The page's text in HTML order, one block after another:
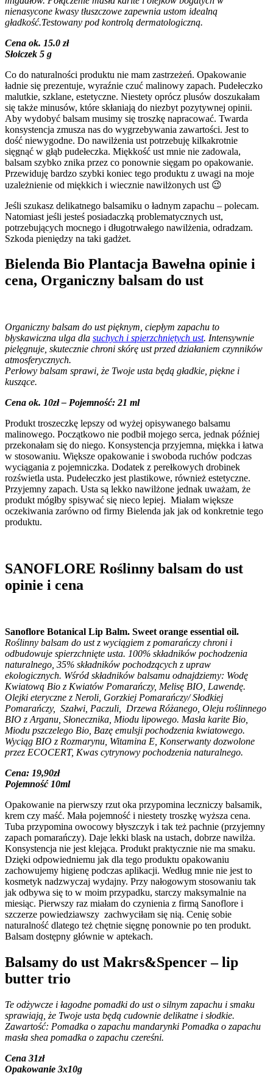
nienasycone kwasy tłuszczowe zapewnia ustom idealną
gładkość.Testowany pod kontrolą dermatologiczną.
Cena ok. 15.0 zł
Słoiczek 5 g
Co do naturalności produktu nie mam zastrzeżeń. Opakowanie
ładnie się prezentuje, wyraźnie czuć malinowy zapach. Pudełeczko
malutkie, szklane, estetyczne. Niestety oprócz plusów doszukałam
się także minusów, które skłaniają do niezbyt pozytywnej opinii.
Aby wydobyć balsam musimy się troszkę napracować. Twarda
konsystencja zmusza nas do wygrzebywania zawartości. Jest to
dość niewygodne. Do nawilżenia ust potrzebuję kilkakrotnie
sięgnąć w głąb pudełeczka. Miękkość ust mnie nie zadowala,
balsam szybko znika przez co ponownie sięgam po opakowanie.
Przewiduję bardzo szybki koniec tego produktu z uwagi na moje
uzależnienie od miękkich i wiecznie nawilżonych ust 😉
Jeśli szukasz delikatnego balsamiku o ładnym zapachu – polecam.
Natomiast jeśli jesteś posiadaczką problematycznych ust,
potrzebujących mocnego i długotrwałego nawilżenia, odradzam.
Szkoda pieniędzy na taki gadżet.
Bielenda Bio Plantacja Bawełna opinie i
cena, Organiczny balsam do ust
Organiczny balsam do ust pięknym, ciepłym zapachu to
błyskawiczna ulga dla suchych i spierzchniętych ust. Intensywnie
pielęgnuje, skutecznie chroni skórę ust przed działaniem czynników
atmosferycznych.
Perłowy balsam sprawi, że Twoje usta będą gładkie, piękne i
kuszące.
Cena ok. 10zł – Pojemność: 21 ml
Produkt troszeczkę lepszy od wyżej opisywanego balsamu
malinowego. Początkowo nie podbił mojego serca, jednak później
przekonałam się do niego. Konsystencja przyjemna, miękka i łatwa
w stosowaniu. Większe opakowanie i swoboda ruchów podczas
wyciągania z pojemniczka. Dodatek z perełkowych drobinek
rozświetla usta. Pudełeczko jest plastikowe, również estetyczne.
Przyjemny zapach. Usta są lekko nawilżone jednak uważam, że
produkt mógłby spisywać się nieco lepiej. Miałam większe
oczekiwania zarówno od firmy Bielenda jak jak od konkretnie tego
produktu.
SANOFLORE Roślinny balsam do ust
opinie i cena
Sanoflore Botanical Lip Balm. Sweet orange essential oil.
Roślinny balsam do ust z wyciągiem z pomarańczy chroni i
odbudowuje spierzchnięte usta. 100% składników pochodzenia
naturalnego, 35% składników pochodzących z upraw
ekologicznych. Wśród składników balsamu odnajdziemy: Wodę
Kwiatową Bio z Kwiatów Pomarańczy, Melisę BIO, Lawendę.
Olejki eteryczne z Neroli, Gorzkiej Pomarańczy/ Słodkiej
Pomarańczy, Szałwi, Paczuli, Drzewa Różanego, Oleju roślinnego
BIO z Arganu, Słonecznika, Miodu lipowego. Masła karite Bio,
Miodu pszczelego Bio, Bazę emulsji pochodzenia kwiatowego.
Wyciąg BIO z Rozmarynu, Witamina E, Konserwanty dozwolone
przez ECOCERT, Kwas cytrynowy pochodzenia naturalnego.
Cena: 19,90zł
Pojemność 10ml
Opakowanie na pierwszy rzut oka przypomina leczniczy balsamik,
krem czy maść. Mała pojemność i niestety troszkę wyższa cena.
Tuba przypomina owocowy błyszczyk i tak też pachnie (przyjemny
zapach pomarańczy). Daje lekki blask na ustach, dobrze nawilża.
Konsystencja nie jest klejąca. Produkt praktycznie nie ma smaku.
Dzięki odpowiedniemu jak dla tego produktu opakowaniu
zachowujemy higienę podczas aplikacji. Według mnie nie jest to
kosmetyk nadzwyczaj wydajny. Przy nałogowym stosowaniu tak
jak odbywa się to w moim przypadku, starczy maksymalnie na
miesiąc. Pierwszy raz miałam do czynienia z firmą Sanoflore i
szczerze powiedziawszy zachwyciłam się nią. Cenię sobie
naturalność dlatego też chętnie sięgnę ponownie po ten produkt.
Balsam dostępny głównie w aptekach.
Balsamy do ust Makrs&Spencer – lip
butter trio
Te odżywcze i łagodne pomadki do ust o silnym zapachu i smaku
sprawiają, że Twoje usta będą cudownie delikatne i słodkie.
Zawartość: Pomadka o zapachu mandarynki Pomadka o zapachu
masła shea pomadka o zapachu czereśni.
Cena 31zł
Opakowanie 3x10g